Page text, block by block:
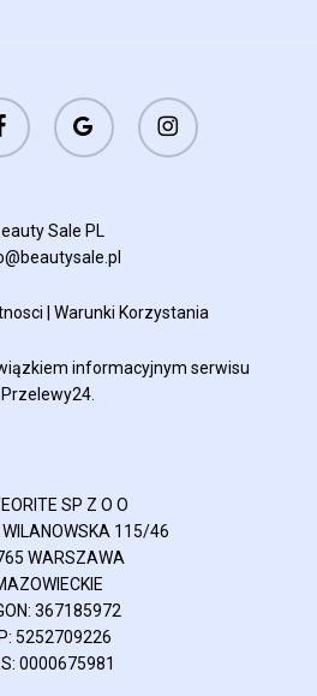
google-
plus
instagram
Sale PL
|Warunki Korzystania
informacyjnym serwisu
Przelewy24.
SP Z O O
115/46
WARSZAWA
367185972
5252709226
0000675981